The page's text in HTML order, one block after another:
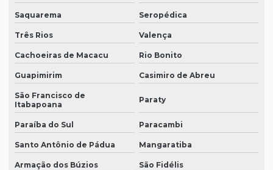
Consultoria tributária sp
Contabilidade para clínicas e consultórios
Contabilidade para clinicas medicas
Contabilidade para clinicas odontologicas
Contabilidade consultorio odontologico
Contabilidade para empresas prestadoras de serviços
Contabilidade para médicos
Saquarema Seropédica
Três Rios Valença
Cachoeiras de Macacu Rio Bonito
Guapimirim Casimiro de Abreu
São Francisco de
Itabapoana
Paraty
Paraíba do Sul Paracambi
Santo Antônio de Pádua Mangaratiba
Armação dos Búzios São Fidélis